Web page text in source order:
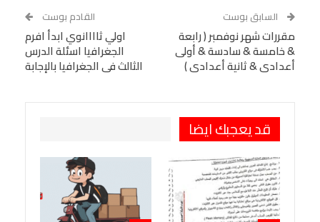
Tumblr
البريد الإلكتروني
StumbleUpon
VK
Digg
LINE
BlackBerry
Viber
السابق بوست
مقررات شهر نوفمبر ( رابعة
& خامسة & سادسة & أولى
أعدادى & ثانية أعدادى )
القادم بوست
اولي ثاااانوي ابدأ افرم
الجغرافيا اسئلة الدرس
الثالث فى الجغرافيا بالإجابة
قد يعجبك ايضا